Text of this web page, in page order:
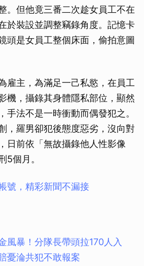
。但他竟三番二次趁女員工不在
於裝設並調整竊錄角度。記憶卡
頭是女員工整個床面，偷拍意圖
雇主，為滿足一己私慾，在員工
機，攝錄其身體隱私部位，顯然
手法不是一時衝動而偶發犯之。
，羅男卻犯後態度惡劣，沒向對
日前依「無故攝錄他人性影像
5個月。
號，精彩新聞不漏接
風暴！分隊長帶頭拉170人入
憂淪共犯不敢報案